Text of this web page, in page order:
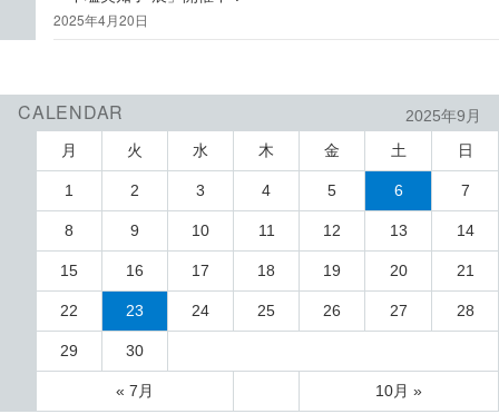
2025年4月20日
CALENDAR 2025年9月
月 火 水 木 金 土 日
« 7月 10月 »
1 2 3 4 5 6 7
8 9 10 11 12 13 14
15 16 17 18 19 20 21
22 23 24 25 26 27 28
29 30